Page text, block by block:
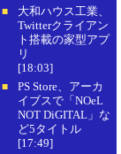
■
大和ハウス工業、
Twitterクライアン
ト搭載の家型アプ
リ
[18:03]
■
PS Store、アーカ
イブスで「NOeL
NOT DiGITAL」な
ど5タイトル
[17:49]